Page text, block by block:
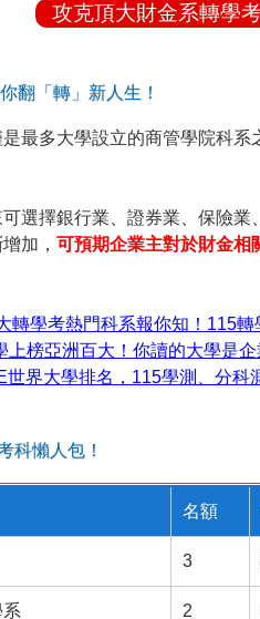
攻克頂大財金系轉學
翻「轉」新人生！
最多大學設立的商管學院科
選擇銀行業、證券業、保險
加， 可預期企業主對於財金相
轉學考熱門科系報你知！115轉
榜亞洲百大！你讀的大學是企
界大學排名，115學測、分科
科懶人包！
名額
3
2